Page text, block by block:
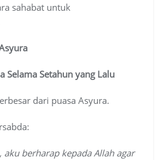
sahabat untuk
Selama Setahun yang Lalu
dari puasa Asyura.
aku berharap kepada Allah agar